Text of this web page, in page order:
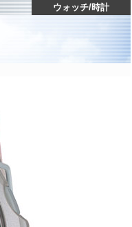
ウォッチ/時計